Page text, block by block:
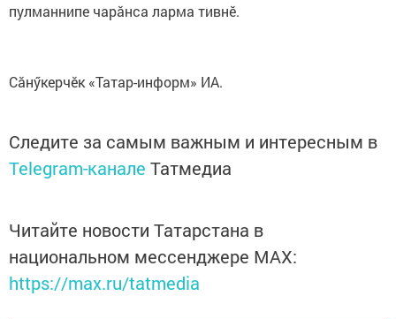
пулманнипе чарăнса ларма тивнӗ.
Сăнӳкерчӗк «Татар-информ» ИА.
Следите за самым важным и интересным в
Telegram-канале Татмедиа
Читайте новости Татарстана в
национальном мессенджере MАХ:
https://max.ru/tatmedia